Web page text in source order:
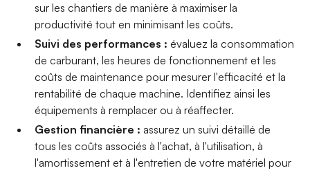
sur les chantiers de manière à maximiser la
productivité tout en minimisant les coûts.
Suivi des performances : évaluez la consommation
de carburant, les heures de fonctionnement et les
coûts de maintenance pour mesurer l'efficacité et la
rentabilité de chaque machine. Identifiez ainsi les
équipements à remplacer ou à réaffecter.
Gestion financière : assurez un suivi détaillé de
tous les coûts associés à l'achat, à l'utilisation, à
l'amortissement et à l'entretien de votre matériel pour